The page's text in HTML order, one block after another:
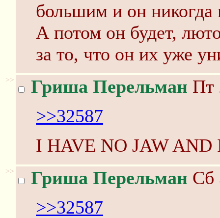
большим и он никогда
А потом он будет,
за то, что он их уже
>> Гриша Перельман Пт
>>32587
I HAVE NO JAW
>> Гриша Перельман Сб
>>32587